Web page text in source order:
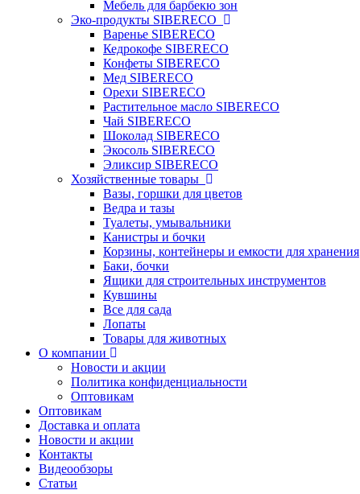
Мебель для барбекю зон
Эко-продукты SIBERECO
Варенье SIBERECO
Кедрокофе SIBERECO
Конфеты SIBERECO
Мед SIBERECO
Орехи SIBERECO
Растительное масло SIBERECO
Чай SIBERECO
Шоколад SIBERECO
Экосоль SIBERECO
Эликсир SIBERECO
Хозяйственные товары
Вазы, горшки для цветов
Ведра и тазы
Туалеты, умывальники
Канистры и бочки
Корзины, контейнеры и емкости для хранения
Баки, бочки
Ящики для строительных инструментов
Кувшины
Все для сада
Лопаты
Товары для животных
О компании
Новости и акции
Политика конфиденциальности
Оптовикам
Оптовикам
Доставка и оплата
Новости и акции
Контакты
Видеообзоры
Статьи